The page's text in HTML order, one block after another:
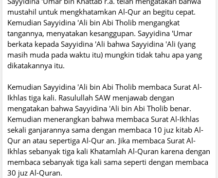
mustahil untuk mengkhatamkan Al-Qur an begitu cepat.
Kemudian Sayyidina 'Ali bin Abi Tholib mengangkat
tangannya, menyatakan kesanggupan. Sayyidina 'Umar
berkata kepada Sayyidina 'Ali bahwa Sayyidina 'Ali (yang
masih muda pada waktu itu) mungkin tidak tahu apa yang
dikatakannya itu.
Kemudian Sayyidina 'Ali bin Abi Tholib membaca Surat Al-
Ikhlas tiga kali. Rasulullah SAW menjawab dengan
mengatakan bahwa Sayyidina 'Ali bin Abi Tholib benar.
Kemudian menerangkan bahwa membaca Surat Al-Ikhlas
sekali ganjarannya sama dengan membaca 10 juz kitab Al-
Qur an atau sepertiga Al-Qur an. Jika membaca Surat Al-
Ikhlas sebanyak tiga kali Khatamlah Al-Quran karena dengan
membaca sebanyak tiga kali sama seperti dengan membaca
30 juz Al-Quran.